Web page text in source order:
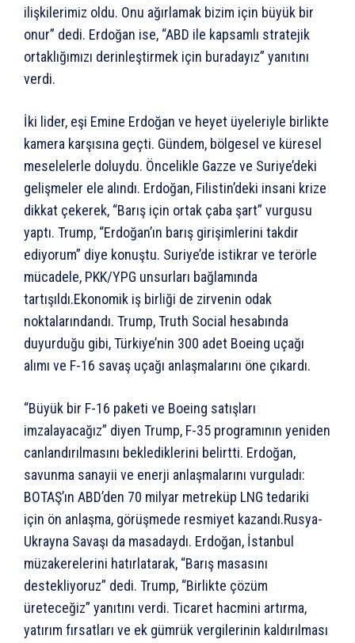
ilişkilerimiz oldu. Onu ağırlamak bizim için büyük bir
onur” dedi. Erdoğan ise, “ABD ile kapsamlı stratejik
ortaklığımızı derinleştirmek için buradayız” yanıtını
verdi.
İki lider, eşi Emine Erdoğan ve heyet üyeleriyle birlikte
kamera karşısına geçti. Gündem, bölgesel ve küresel
meselelerle doluydu. Öncelikle Gazze ve Suriye’deki
gelişmeler ele alındı. Erdoğan, Filistin’deki insani krize
dikkat çekerek, “Barış için ortak çaba şart” vurgusu
yaptı. Trump, “Erdoğan’ın barış girişimlerini takdir
ediyorum” diye konuştu. Suriye’de istikrar ve terörle
mücadele, PKK/YPG unsurları bağlamında
tartışıldı.Ekonomik iş birliği de zirvenin odak
noktalarındandı. Trump, Truth Social hesabında
duyurduğu gibi, Türkiye’nin 300 adet Boeing uçağı
alımı ve F-16 savaş uçağı anlaşmalarını öne çıkardı.
“Büyük bir F-16 paketi ve Boeing satışları
imzalayacağız” diyen Trump, F-35 programının yeniden
canlandırılmasını beklediklerini belirtti. Erdoğan,
savunma sanayii ve enerji anlaşmalarını vurguladı:
BOTAŞ’ın ABD’den 70 milyar metreküp LNG tedariki
için ön anlaşma, görüşmede resmiyet kazandı.Rusya-
Ukrayna Savaşı da masadaydı. Erdoğan, İstanbul
müzakerelerini hatırlatarak, “Barış masasını
destekliyoruz” dedi. Trump, “Birlikte çözüm
üreteceğiz” yanıtını verdi. Ticaret hacmini artırma,
yatırım fırsatları ve ek gümrük vergilerinin kaldırılması